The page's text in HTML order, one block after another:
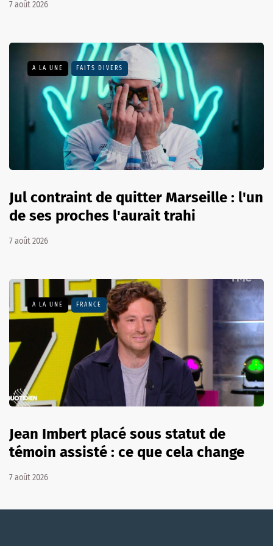
7 août 2026
A LA UNE FAITS DIVERS
Jul contraint de quitter Marseille : l'un
de ses proches l'aurait trahi
7 août 2026
A LA UNE FRANCE
Jean Imbert placé sous statut de
témoin assisté : ce que cela change
7 août 2026